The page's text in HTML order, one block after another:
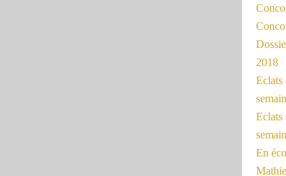
2018
Eclats
Eclats
En